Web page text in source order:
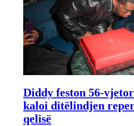
Diddy feston 56-
kaloi ditëlindjen
qelisë